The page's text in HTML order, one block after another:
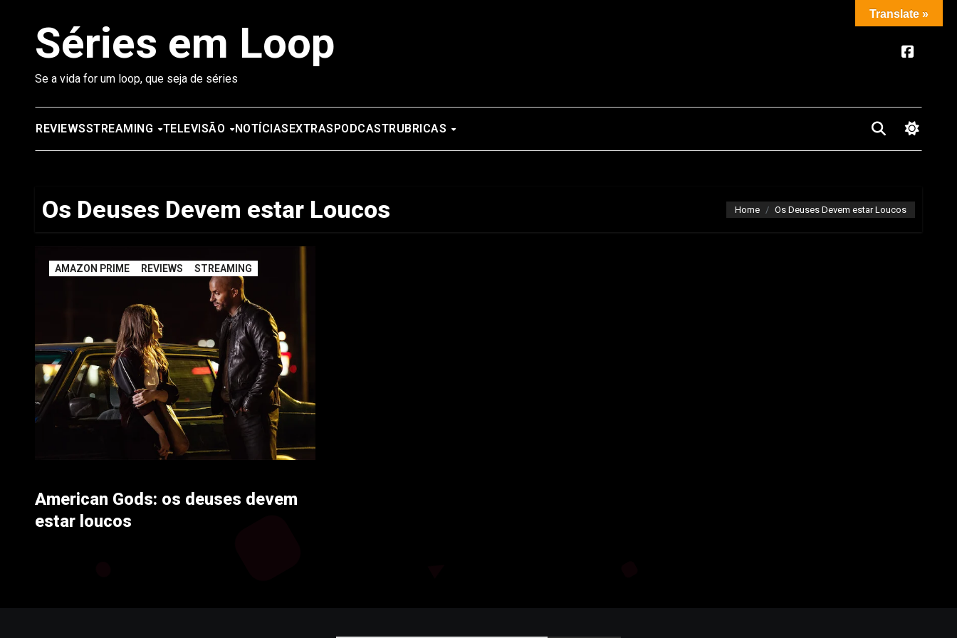
Séries em Loop
Se a vida for um loop, que seja de séries
REVIEWSSTREAMING TELEVISÃO NOTÍCIASEXTRASPODCASTRUBRICAS
Os Deuses Devem estar Loucos Home Os Deuses Devem estar Loucos
AMAZON PRIME REVIEWS STREAMING
American Gods: os deuses devem
estar loucos
Translate »